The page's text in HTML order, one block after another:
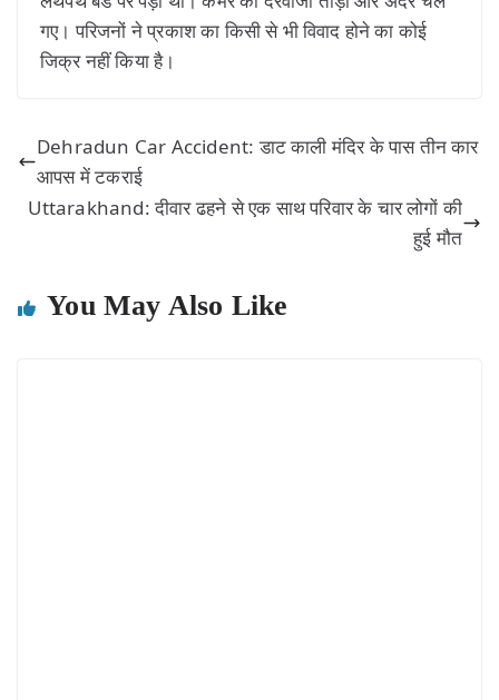
गए। परिजनों ने प्रकाश का किसी से भी विवाद होने का कोई
जिक्र नहीं किया है।
Dehradun Car Accident: डाट काली मंदिर के पास तीन कार
आपस में टकराई
Uttarakhand: दीवार ढहने से एक साथ परिवार के चार लोगों की
हुई मौत
You May Also Like